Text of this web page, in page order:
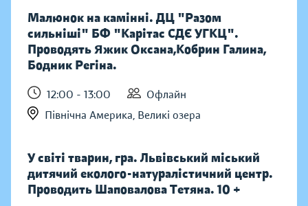
Малюнок на камінні. ДЦ "Разом
сильніші" БФ "Карітас СДЄ УГКЦ".
Проводять Яжик Оксана,Кобрин Галина,
Бодник Регіна.
12:00 - 13:00
Офлайн
Північна Америка, Великі озера
У світі тварин, гра. Львівський міський
дитячий еколого-натуралістичний центр.
Проводить Шаповалова Тетяна. 10 +